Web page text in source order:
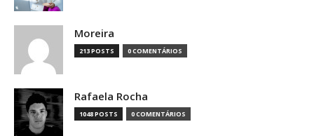
Moreira
213 POSTS 0 COMENTÁRIOS
Rafaela Rocha
1048 POSTS 0 COMENTÁRIOS